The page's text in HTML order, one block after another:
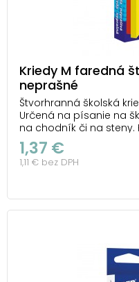
Kriedy M faredná
neprašné
Štvorhranná školská
Určená na písanie na
na chodník či na steny.
zlomeniu a zaisťujú
tabuliach. BALENIE
modré kriedy - 2 ks zel...
1,37 €
1,11 € bez DPH